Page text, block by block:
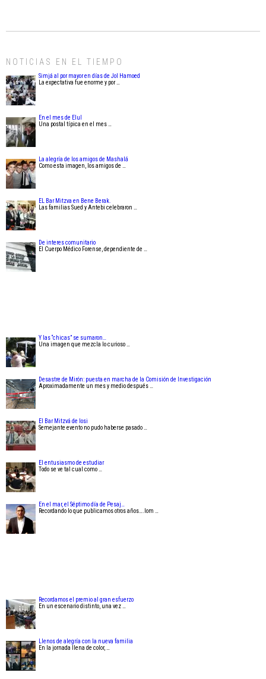
NOTICIAS EN EL TIEMPO
Simjá al por mayor en días de Jol Hamoed
La expectativa fue enorme y por …
En el mes de Elul
Una postal típica en el mes …
La alegría de los amigos de Mashalá
Como esta imagen, los amigos de …
EL Bar Mitzva en Bene Berak.
Las familias Sued y Antebi celebraron …
De interes comunitario
El Cuerpo Médico Forense, dependiente de …
Y las “chicas” se sumaron…
Una imagen que mezcla lo curioso …
Desastre de Mirón: puesta en marcha de la Comisión de Investigación
Aproximadamente un mes y medio después …
El Bar Mitzvá de Iosi
Semejante evento no pudo haberse pasado …
El entusiasmo de estudiar
Todo se ve tal cual como …
En el mar, el Séptimo día de Pesaj…
Recordando lo que publicamos otros años….Iom …
Recordamos el premio al gran esfuerzo
En un escenario distinto, una vez …
Llenos de alegría con la nueva familia
En la jornada llena de color, …